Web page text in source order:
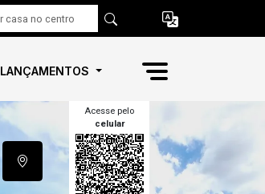
LANÇAMENTOS
Acesse pelo
celular